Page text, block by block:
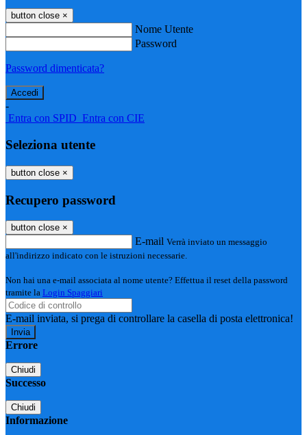
button close ×
Nome Utente
Password
Password dimenticata?
-
Entra con SPID Entra con CIE
Seleziona utente
button close ×
Recupero password
button close ×
E-mail Verrà inviato un messaggio
all'indirizzo indicato con le istruzioni necessarie.
Non hai una e-mail associata al nome utente? Effettua il reset della password
tramite la Login Spaggiari
E-mail inviata, si prega di controllare la casella di posta elettronica!
Errore
Chiudi
Successo
Chiudi
Informazione